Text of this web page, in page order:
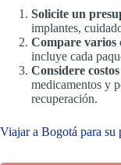
Solicite un
implantes,
Compare varios
incluye cada
Considere
medicamentos y
recuperación.
Viajar a Bogotá para su